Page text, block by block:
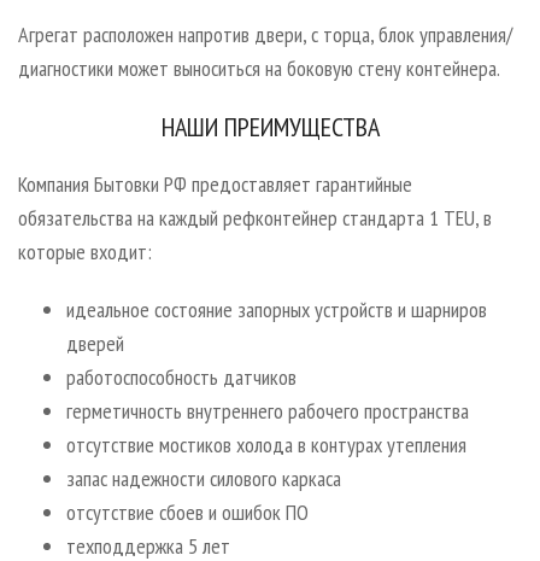
Агрегат расположен напротив двери, с торца, блок управления/
диагностики может выноситься на боковую стену контейнера.
НАШИ ПРЕИМУЩЕСТВА
Компания Бытовки РФ предоставляет гарантийные
обязательства на каждый рефконтейнер стандарта 1 TEU, в
которые входит:
идеальное состояние запорных устройств и шарниров
дверей
работоспособность датчиков
герметичность внутреннего рабочего пространства
отсутствие мостиков холода в контурах утепления
запас надежности силового каркаса
отсутствие сбоев и ошибок ПО
техподдержка 5 лет